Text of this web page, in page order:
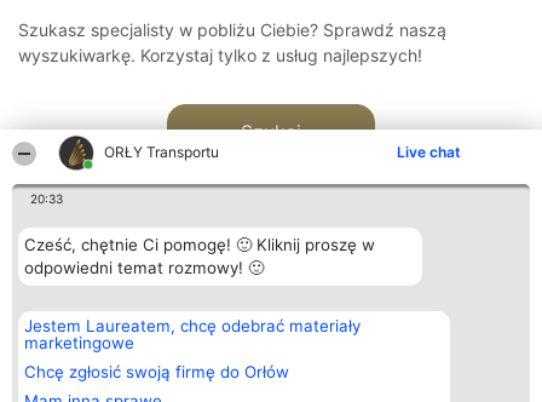
ORŁY Transportu Live chat
20:33
Cześć, chętnie Ci pomogę! 🙂 Kliknij proszę w
odpowiedni temat rozmowy! 🙂
Jestem Laureatem, chcę odebrać materiały
marketingowe
Chcę zgłosić swoją firmę do Orłów
Szukasz specjalisty w pobliżu Ciebie? Sprawdź naszą
wyszukiwarkę. Korzystaj tylko z usług najlepszych!
Szukaj
Organizator plebiscytu
Bright Side Solutions sp. z o.
o. sp. k.
ul. Ruska 22
Wrocław 50-079
Plebiscyt
Laureaci
wszystkich
Laureatów
Kontakt
Kontakt